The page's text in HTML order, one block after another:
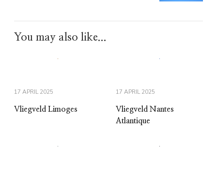
You may also like...
17 APRIL 2025
Vliegveld Limoges
17 APRIL 2025
Vliegveld Nantes
Atlantique